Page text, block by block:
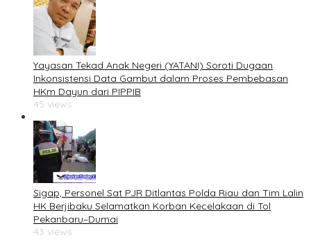
Yayasan Tekad Anak Negeri (YATANI) Soroti Dugaan
Inkonsistensi Data Gambut dalam Proses Pembebasan
HKm Dayun dari PIPPIB
45 views
Sigap, Personel Sat PJR Ditlantas Polda Riau dan Tim Lalin
HK Berjibaku Selamatkan Korban Kecelakaan di Tol
Pekanbaru–Dumai
43 views